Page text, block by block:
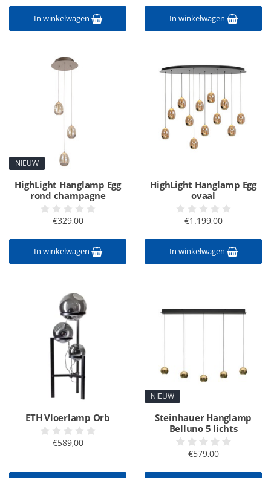
In winkelwagen In winkelwagen
NIEUW
HighLight Hanglamp Egg
rond champagne
€329,00
In winkelwagen
HighLight Hanglamp Egg
ovaal
€1.199,00
In winkelwagen
ETH Vloerlamp Orb
€589,00
NIEUW
Steinhauer Hanglamp
Belluno 5 lichts
€579,00